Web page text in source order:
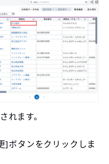
れます。
]ボタンをクリックしま